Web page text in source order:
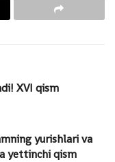
XVI qism
yurishlari va
yettinchi qism